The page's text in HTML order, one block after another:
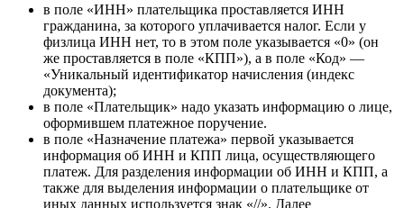
в поле «ИНН» плательщика проставляется ИНН
гражданина, за которого уплачивается налог. Если у
физлица ИНН нет, то в этом поле указывается «0» (он
же проставляется в поле «КПП»), а в поле «Код» —
«Уникальный идентификатор начисления (индекс
документа);
в поле «Плательщик» надо указать информацию о лице,
оформившем платежное поручение.
в поле «Назначение платежа» первой указывается
информация об ИНН и КПП лица, осуществляющего
платеж. Для разделения информации об ИНН и КПП, а
также для выделения информации о плательщике от
иных данных используется знак «//». Далее